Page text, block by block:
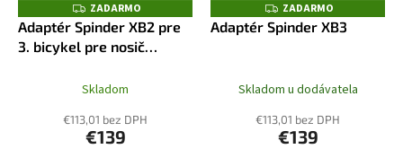
Z
A
D
A
R
O
ZADARMO
Adaptér Spinder XB2 pre
3. bicykel pre nosič
Skladom
€113,01 bez DPH
€139
Z
A
D
ZADARMO
Adaptér Spinder XB3
Skladom u dodávatela
€113,01 bez DPH
€139